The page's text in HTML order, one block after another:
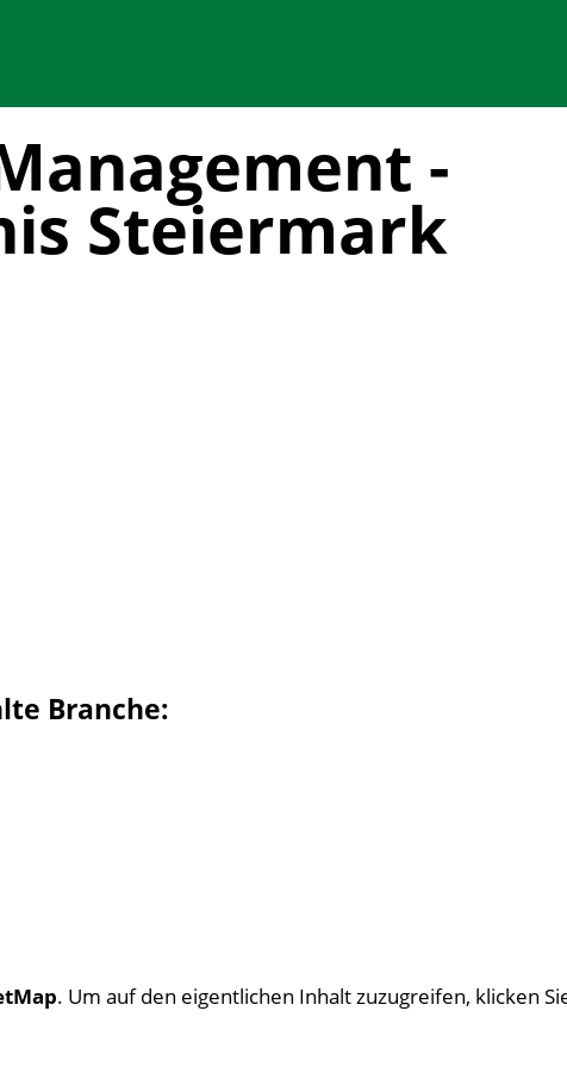
-
Steiermark
Branche:
. Um auf den eigentlichen Inhalt zuzugreifen, klicken